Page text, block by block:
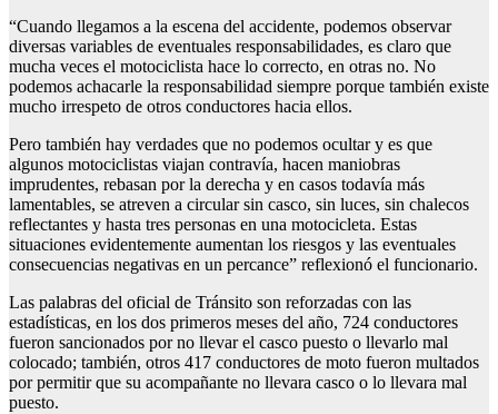
“Cuando llegamos a la escena del accidente, podemos observar
diversas variables de eventuales responsabilidades, es claro que
mucha veces el motociclista hace lo correcto, en otras no. No
podemos achacarle la responsabilidad siempre porque también existe
mucho irrespeto de otros conductores hacia ellos.
Pero también hay verdades que no podemos ocultar y es que
algunos motociclistas viajan contravía, hacen maniobras
imprudentes, rebasan por la derecha y en casos todavía más
lamentables, se atreven a circular sin casco, sin luces, sin chalecos
reflectantes y hasta tres personas en una motocicleta. Estas
situaciones evidentemente aumentan los riesgos y las eventuales
consecuencias negativas en un percance” reflexionó el funcionario.
Las palabras del oficial de Tránsito son reforzadas con las
estadísticas, en los dos primeros meses del año, 724 conductores
fueron sancionados por no llevar el casco puesto o llevarlo mal
colocado; también, otros 417 conductores de moto fueron multados
por permitir que su acompañante no llevara casco o lo llevara mal
puesto.